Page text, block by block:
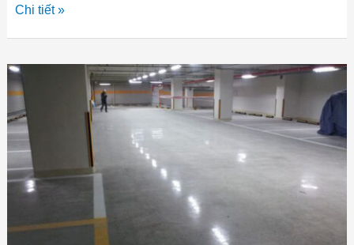
Chi tiết »
Đánh
bóng
sàn
bê
tông
tầng
hầm
Ngãi